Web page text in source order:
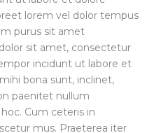
lorem vel dolor tempus
purus sit amet
sit amet, consectetur
incidunt ut labore et
bona sunt, inclinet,
paenitet nullum
Cum ceteris in
mus. Praeterea iter